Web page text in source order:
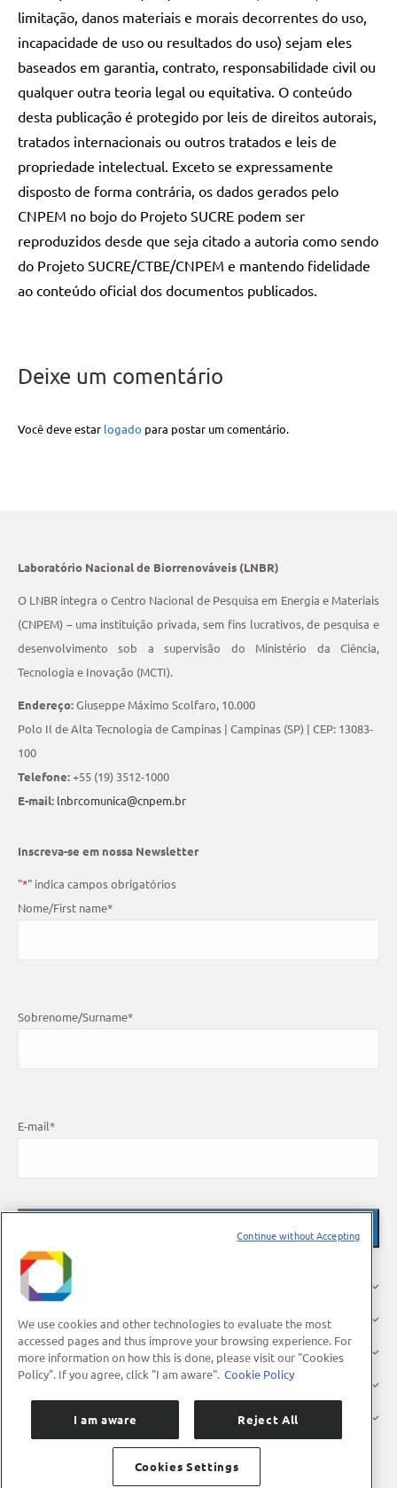
limitação, danos materiais e morais decorrentes do uso,
incapacidade de uso ou resultados do uso) sejam eles
baseados em garantia, contrato, responsabilidade civil ou
qualquer outra teoria legal ou equitativa. O conteúdo
desta publicação é protegido por leis de direitos autorais,
tratados internacionais ou outros tratados e leis de
propriedade intelectual. Exceto se expressamente
disposto de forma contrária, os dados gerados pelo
CNPEM no bojo do Projeto SUCRE podem ser
reproduzidos desde que seja citado a autoria como sendo
do Projeto SUCRE/CTBE/CNPEM e mantendo fidelidade
ao conteúdo oficial dos documentos publicados.
Deixe um comentário
Você deve estar logado para postar um comentário.
Laboratório Nacional de Biorrenováveis (LNBR)
O LNBR integra o Centro Nacional de Pesquisa em Energia e Materiais
(CNPEM) – uma instituição privada, sem fins lucrativos, de pesquisa e
desenvolvimento sob a supervisão do Ministério da Ciência,
Tecnologia e Inovação (MCTI).
Endereço:Giuseppe Máximo Scolfaro, 10.000
Polo II de Alta Tecnologia de Campinas | Campinas (SP) | CEP: 13083-
100
Telefone:+55 (19) 3512-1000
E-mail: lnbrcomunica@cnpem.br
Inscreva-se em nossa Newsletter
"*" indica campos obrigatórios
Nome/First name*
Sobrenome/Surname*
E-mail*
O LNBR
Pesquisa
Indústria
Usuários
Divulgação
We use cookies and other technologies to evaluate the most
accessed pages and thus improve your browsing experience. For
more information on how this is done, please visit our "Cookies
Policy". If you agree, click "I am aware". Cookie Policy
I am aware Reject All
Cookies Settings
Continue without Accepting